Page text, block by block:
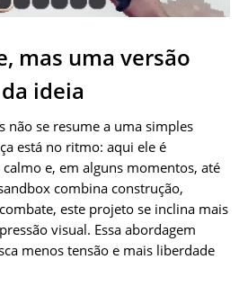
mas uma versão
ideia
não se resume a uma simples
está no ritmo: aqui ele é
e, em alguns momentos, até
combina construção,
este projeto se inclina mais
visual. Essa abordagem
menos tensão e mais liberdade